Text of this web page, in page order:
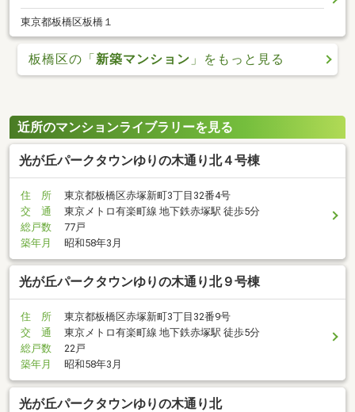
東京都板橋区板橋１
板橋区の「新築マンション 」をもっと見る
近所のマンションライブラリーを見る
光が丘パークタウンゆりの木通り北４号棟
住 所
東京都板橋区赤塚新町3丁目32番4号
交 通
東京メトロ有楽町線 地下鉄赤塚駅 徒歩5分
総戸数
77戸
築年月
昭和58年3月
光が丘パークタウンゆりの木通り北９号棟
住 所
東京都板橋区赤塚新町3丁目32番9号
交 通
東京メトロ有楽町線 地下鉄赤塚駅 徒歩5分
総戸数
22戸
築年月
昭和58年3月
光が丘パークタウンゆりの木通り北